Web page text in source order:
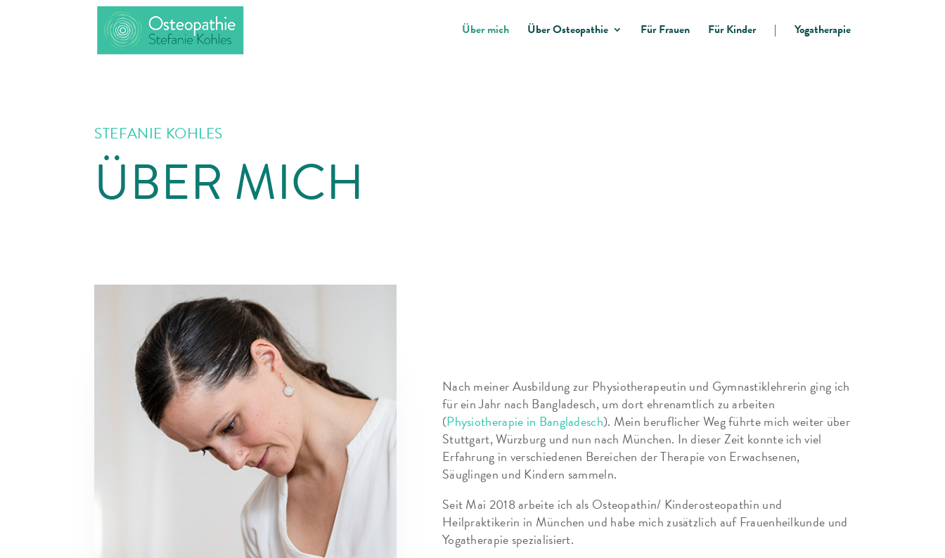
Über mich Über Osteopathie Für Frauen Für Kinder | Yogatherapie
STEFANIE KOHLES
ÜBER MICH
Nach meiner Ausbildung zur Physiotherapeutin und Gymnastiklehrerin ging ich
für ein Jahr nach Bangladesch, um dort ehrenamtlich zu arbeiten
(Physiotherapie in Bangladesch). Mein beruflicher Weg führte mich weiter über
Stuttgart, Würzburg und nun nach München. In dieser Zeit konnte ich viel
Erfahrung in verschiedenen Bereichen der Therapie von Erwachsenen,
Säuglingen und Kindern sammeln.
Seit Mai 2018 arbeite ich als Osteopathin/ Kinderosteopathin und
Heilpraktikerin in München und habe mich zusätzlich auf Frauenheilkunde und
Yogatherapie spezialisiert.